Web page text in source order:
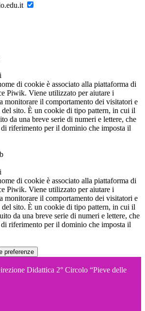
di cookie è associato alla piattaforma di
Piwik. Viene utilizzato per aiutare i
monitorare il comportamento dei visitatori e
del sito. È un cookie di tipo pattern, in cui il
da una breve serie di numeri e lettere, che
riferimento per il dominio che imposta il
di cookie è associato alla piattaforma di
Piwik. Viene utilizzato per aiutare i
monitorare il comportamento dei visitatori e
del sito. È un cookie di tipo pattern, in cui il
da una breve serie di numeri e lettere, che
riferimento per il dominio che imposta il
preferenze
Didattica 2° Circolo “Pieve delle